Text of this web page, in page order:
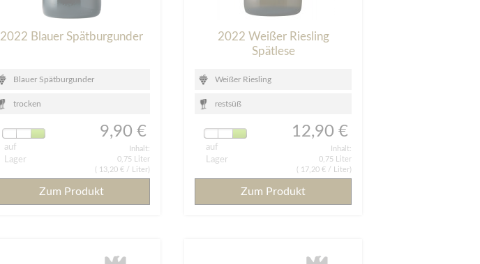
2022 Blauer Spätburgunder
Blauer Spätburgunder
trocken
auf
Lager
9,90 €
Inhalt:
0,75 Liter
13,20 € / Liter)
Zum Produkt
2022 Weißer Riesling
Spätlese
Weißer Riesling
restsüß
auf
Lager
12,90 €
Inhalt:
0,75 Liter
17,20 €/ Liter)
Zum Produkt